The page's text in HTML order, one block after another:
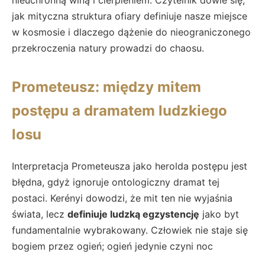
jak mityczna struktura ofiary definiuje nasze miejsce
w kosmosie i dlaczego dążenie do nieograniczonego
przekroczenia natury prowadzi do chaosu.
Prometeusz: między mitem
postępu a dramatem ludzkiego
losu
Interpretacja Prometeusza jako herolda postępu jest
błędna, gdyż ignoruje ontologiczny dramat tej
postaci. Kerényi dowodzi, że mit ten nie wyjaśnia
świata, lecz definiuje ludzką egzystencję jako byt
fundamentalnie wybrakowany. Człowiek nie staje się
bogiem przez ogień; ogień jedynie czyni noc